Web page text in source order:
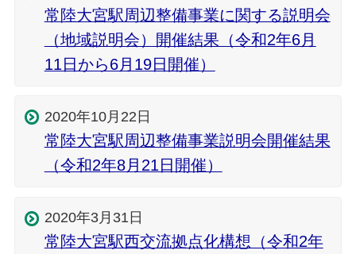
常陸大宮駅周辺整備事業に関する説明会
（地域説明会）開催結果（令和2年6月
11日から6月19日開催）
2020年10月22日
常陸大宮駅周辺整備事業説明会開催結果
（令和2年8月21日開催）
2020年3月31日
常陸大宮駅西交流拠点化構想（令和2年